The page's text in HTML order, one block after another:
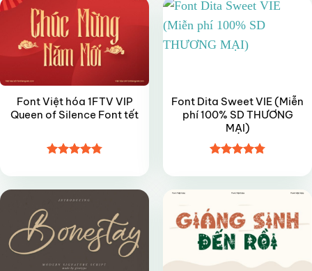
Font Việt hóa 1FTV VIP
Queen of Silence Font tết
hạng4.85
sao
Font Dita Sweet VIE (Miễn
phí 100% SD THƯƠNG
MẠI)
hạng4.85
sao